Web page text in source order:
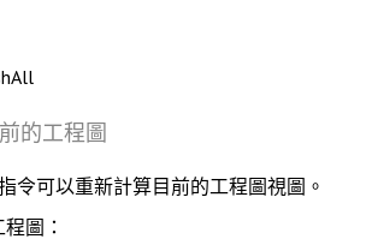
的工程圖
令可以重新計算目前的工程圖視圖。
圖：